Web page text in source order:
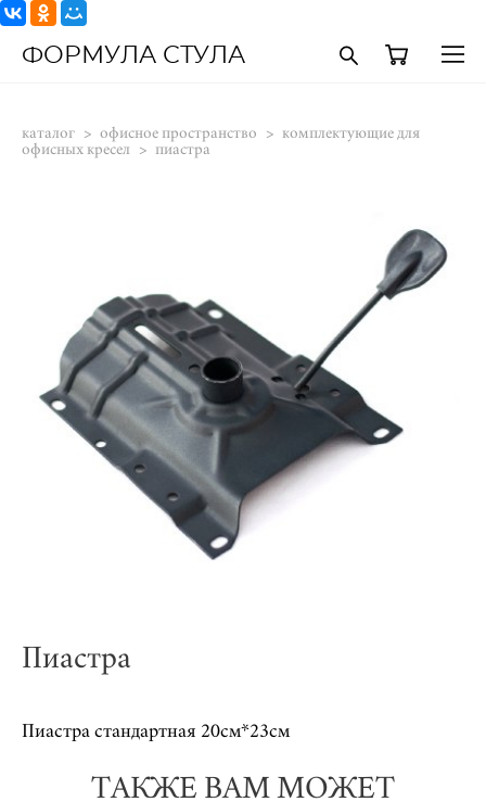
ФОРМУЛА СТУЛА
каталог > офисное пространство > комплектующие для
офисных кресел
> пиастра
Пиастра
Пиастра стандартная 20см*23см
ТАКЖЕ ВАМ МОЖЕТ